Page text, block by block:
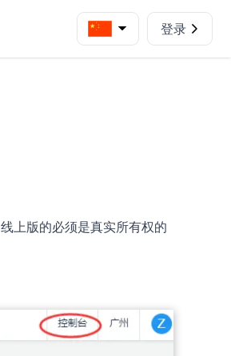
登录
上版的必须是真实所有权的